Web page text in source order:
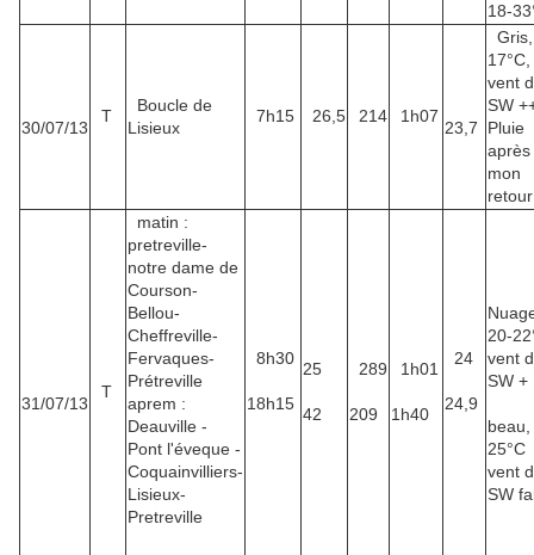
18-
30/07/13
T
Boucle de
Lisieux
7h15 26,5 214 1h07
23,7
Gris,
17°C,
vent
SW
Pluie
après
mon
retour
31/07/13
T
matin :
pretreville-
notre dame de
Courson-
Bellou-
Cheffreville-
Fervaques-
Prétreville
aprem :
Deauville -
Pont l'éveque -
Coquainvilliers-
Lisieux-
Pretreville
8h30
18h15
25
42
289
209
1h01
1h40
24
24,9
20-
vent
SW +
beau,
25°C
vent
SW